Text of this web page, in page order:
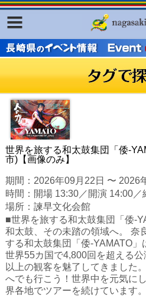
フ
世界を旅する和太鼓集団「倭-
市)【画像のみ】
期間：2026年09月22日 〜 2026
時間：開場 13:30／開演 14:00／
場所：諫早文化会館
■世界を旅する和太鼓集団「倭-
和太鼓、その未踏の領域へ。 奈
する和太鼓集団「倭-YAMATO」
世界55カ国で4,800回を超える
以上の観客を魅了してきました
へでも行こう！世界中を元気に
界各地でツアーを続けています。
Facebook
ふくいろキラリプロジェクト
東京観光デジタルパンフレットギ
ラリー（TOKYO Brochures）
復興応援企画
はじめてご利用される方へ
コンテンツ
広報誌ナビ
明治日本の産業革命遺産
長崎と天草地方の潜伏キリシタン
関連遺産
大学・専門学校ナビ
ハイスクールナビ
小・中学校ナビ